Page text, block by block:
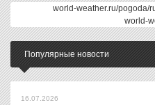
world-weather.ru/pogoda/
world-
Популярные новости
16.07.2026